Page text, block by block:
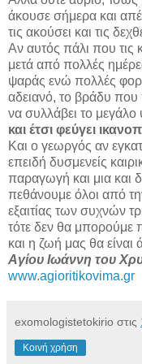
άκουσε σήμερα και
τις ακούσει και τις
Αν αυτός πάλι που τις
μετά από πολλές
ψαράς ενώ πολλές
αδειανό, το βράδυ που
να συλλάβει το μεγάλο
και έτσι φεύγει
Και ο γεωργός αν
επειδή δυσμενείς
παραγωγή και μια και
πεθάνουμε όλοι από
εξαιτίας των συχνών
τότε δεν θα μπορούμε
και η ζωή μας θα είναι
Αγίου Ιωάννη του
www.agioritikovima.gr
exomologistetokirio στις
Κοινή χρήση